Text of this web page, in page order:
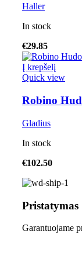
Haller
In stock
€29.85
Į krepšelį
Quick view
Robino
Gladius
In stock
€102.50
Pristatymas
Garantuojame